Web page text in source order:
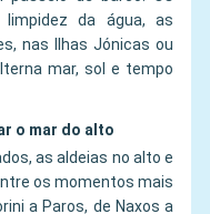
da água, as
nas Ilhas Jónicas ou
mar, sol e tempo
o mar do alto
as aldeias no alto e
os momentos mais
a Paros, de Naxos a